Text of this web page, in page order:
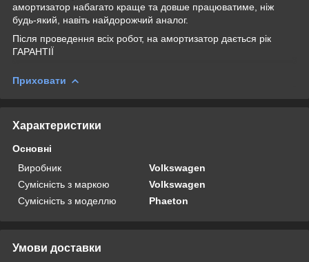
амортизатор набагато краще та довше працюватиме, ніж
будь-який, навіть найдорожчий аналог.
Після проведення всіх робот, на амортизатор дається рік
ГАРАНТІЇ
Приховати
Характеристики
Основні
Виробник
Volkswagen
Сумісність з маркою
Volkswagen
Сумісність з моделлю
Phaeton
Умови доставки